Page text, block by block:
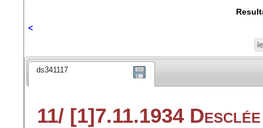
<
ds341117
11/ [1]7.11.1934